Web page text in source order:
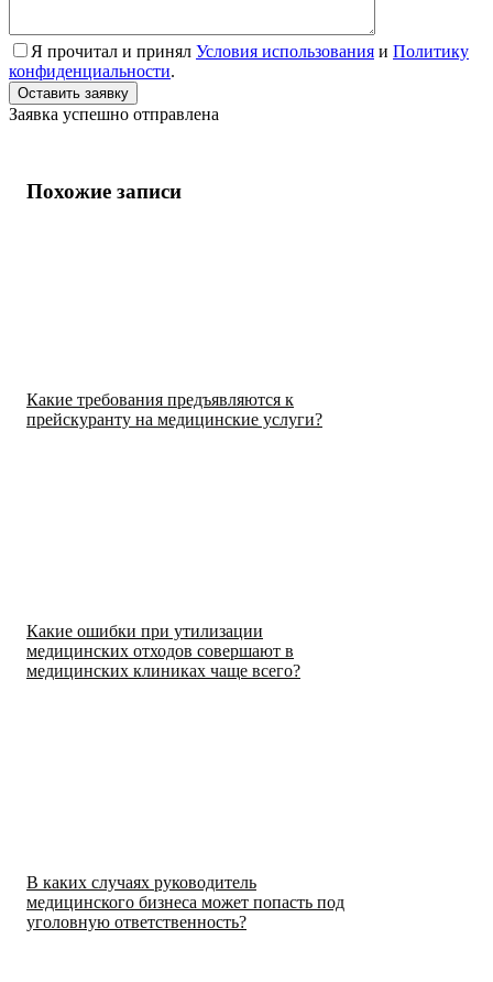
Я прочитал и принял Условия использования и Политику
конфиденциальности.
Заявка успешно отправлена
Похожие записи
Какие требования предъявляются к
прейскуранту на медицинские услуги?
Какие ошибки при утилизации
медицинских отходов совершают в
медицинских клиниках чаще всего?
В каких случаях руководитель
медицинского бизнеса может попасть под
уголовную ответственность?